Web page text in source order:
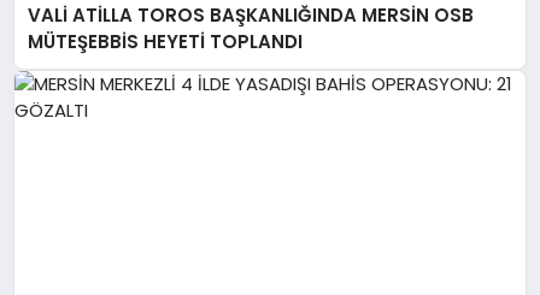
VALİ ATİLLA TOROS BAŞKANLIĞINDA MERSİN OSB
MÜTEŞEBBİS HEYETİ TOPLANDI